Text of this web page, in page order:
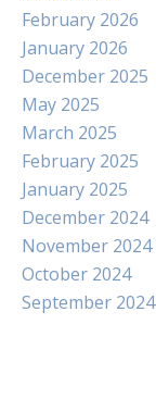
February 2026
January 2026
December 2025
May 2025
March 2025
February 2025
January 2025
December 2024
November 2024
October 2024
September 2024